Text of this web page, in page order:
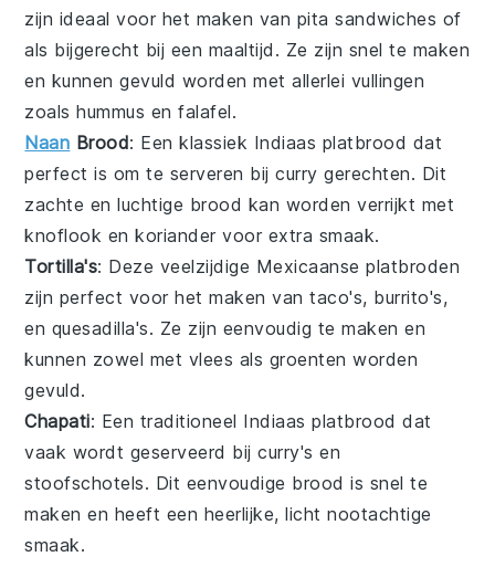
zijn ideaal voor het maken van pita sandwiches of
als bijgerecht bij een maaltijd . Ze zijn snel te maken
en kunnen gevuld worden met allerlei vullingen
zoalshummus enfalafel.
Naan Brood: Een klassiek Indiaas platbrood dat
perfect is om te serveren bijcurry gerechten. Dit
zachte en luchtige brood kan worden verrijkt met
knoflook enkoriander voor extra smaak.
Tortilla's: Deze veelzijdige Mexicaanse platbroden
zijn perfect voor het maken vantaco's, burrito's,
en quesadilla's. Ze zijn eenvoudig te maken en
kunnen zowel met vlees als groenten worden
gevuld.
Chapati: Een traditioneel Indiaas platbrood dat
vaak wordt geserveerd bijcurry's en
stoofschotels. Dit eenvoudige brood is snel te
maken en heeft een heerlijke, licht nootachtige
smaak.